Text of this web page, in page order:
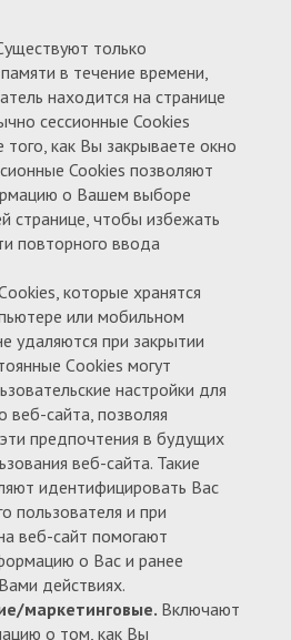
только
в течение времени,
находится на странице
сессионные Cookies
того, как Вы закрываете окно
Cookies позволяют
о Вашем выборе
странице, чтобы избежать
повторного ввода
которые хранятся
или мобильном
удаляются при закрытии
Сookies могут
настройки для
веб-сайта, позволяя
предпочтения в будущих
веб-сайта. Такие
идентифицировать Вас
пользователя и при
веб-сайт помогают
о Вас и ранее
действиях.
маркетинговые. Включают
о том, как Вы